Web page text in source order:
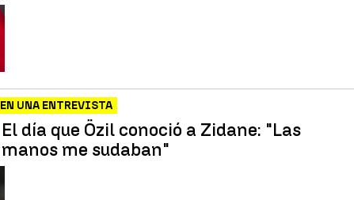
EN UNA ENTREVISTA
El día que Özil conoció a Zidane: "Las
manos me sudaban"